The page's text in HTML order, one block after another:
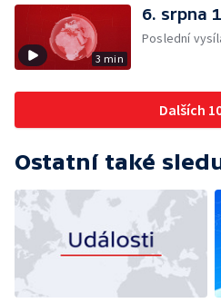
3 min
6. srpna
Poslední
Dalších
Ostatní také